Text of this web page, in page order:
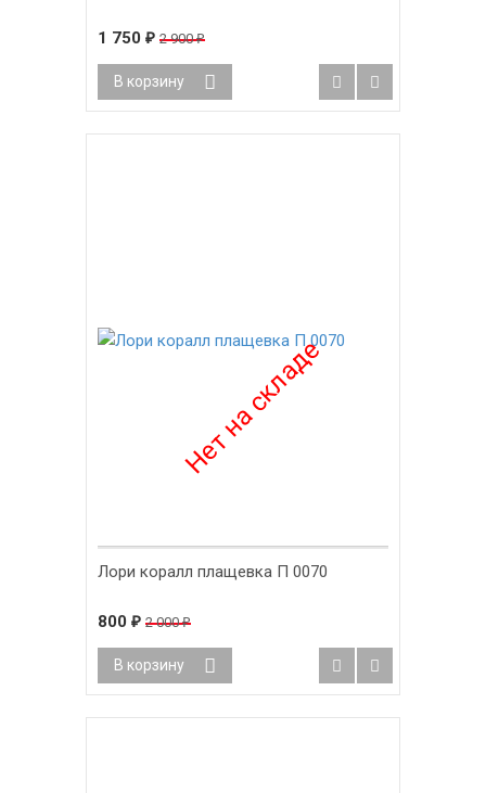
1 750 ₽ 2 900₽
В корзину
Лори коралл плащевка П 0070
800 ₽ 2 000₽
В корзину